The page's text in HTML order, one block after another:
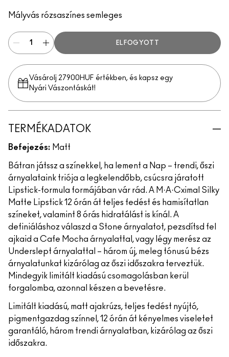
Mályvás rózsaszínes semleges
ELFOGYOTT
Vásárolj 27900HUF értékben, és kapsz egy
Nyári Vászontáskát!
TERMÉKADATOK
Befejezés: Matt
Bátran játssz a színekkel, ha lement a Nap – trendi, őszi
árnyalataink triója a legkelendőbb, csúcsra járatott
Lipstick-formula formájában vár rád. A M·A·Cximal Silky
Matte Lipstick 12 órán át teljes fedést és hamisítatlan
színeket, valamint 8 órás hidratálást is kínál. A
definiáláshoz válaszd a Stone árnyalatot, pezsdítsd fel
ajkaid a Cafe Mocha árnyalattal, vagy légy merész az
Underslept árnyalattal – három új, meleg tónusú bézs
árnyalatunkat kizárólag az őszi időszakra terveztük.
Mindegyik limitált kiadású csomagolásban kerül
forgalomba, azonnal készen a bevetésre.
Limitált kiadású, matt ajakrúzs, teljes fedést nyújtó,
pigmentgazdag színnel, 12 órán át kényelmes viseletet
garantáló, három trendi árnyalatban, kizárólag az őszi
időszakra.